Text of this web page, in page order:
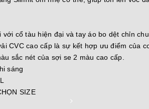
với cổ tàu hiện đại và tay áo bo dệt chỉn
CVC cao cấp là sự kết hợp ưu điểm của
sắc nét của sợi se 2 màu cao cấp.
sáng
SIZE